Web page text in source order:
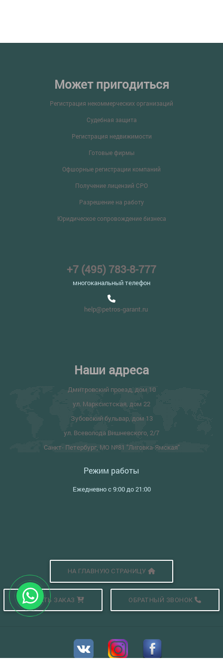
Может пригодиться
Регистрация некоммерческих организаций
Судебная защита
Регистрация недвижимости
Готовые фирмы
Офшорные регистрации компаний
Получение лицензий СРО
Разрешение на работу
Юридическое сопровождение бизнеса
+7 (495) 783-8-777
многоканальный телефон
help@petros-garant.ru
Наши адреса
Дмитровский проезд, дом 10
ул. Марксистская, дом 22
Зубовский бульвар, дом 13
ул. Всеволода Вишневского, 2/7
Санкт- Петербург, МО №81 "Лиговка-Ямская"
Режим работы
Ежедневно с 9:00 до 21:00
НА ГЛАВНУЮ СТРАНИЦУ
СДЕЛАТЬ ЗАКАЗ ОБРАТНЫЙ ЗВОНОК